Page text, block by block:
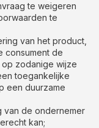
te weigeren
te
van het product,
consument de
zodanige wijze
toegankelijke
een duurzame
van de ondernemer
kan;